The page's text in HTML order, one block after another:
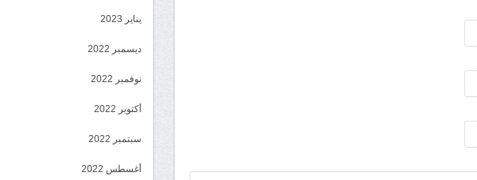
يناير 2023
ديسمبر 2022
نوفمبر 2022
أكتوبر 2022
سبتمبر 2022
أغسطس 2022